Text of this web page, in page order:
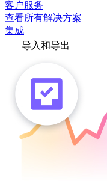
客户服务
查看所有解决方案
集成
导入和导出